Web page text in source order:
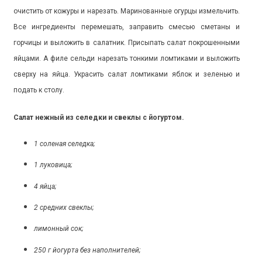
очистить от кожуры и нарезать. Маринованные огурцы измельчить.
Все ингредиенты перемешать, заправить смесью сметаны и
горчицы и выложить в салатник. Присыпать салат покрошенными
яйцами. А филе сельди нарезать тонкими ломтиками и выложить
сверху на яйца. Украсить салат ломтиками яблок и зеленью и
подать к столу.
Салат нежный из селедки и свеклы с йогуртом.
1 соленая селедка;
1 луковица;
4 яйца;
2 средних свеклы;
лимонный сок;
250 г йогурта без наполнителей;